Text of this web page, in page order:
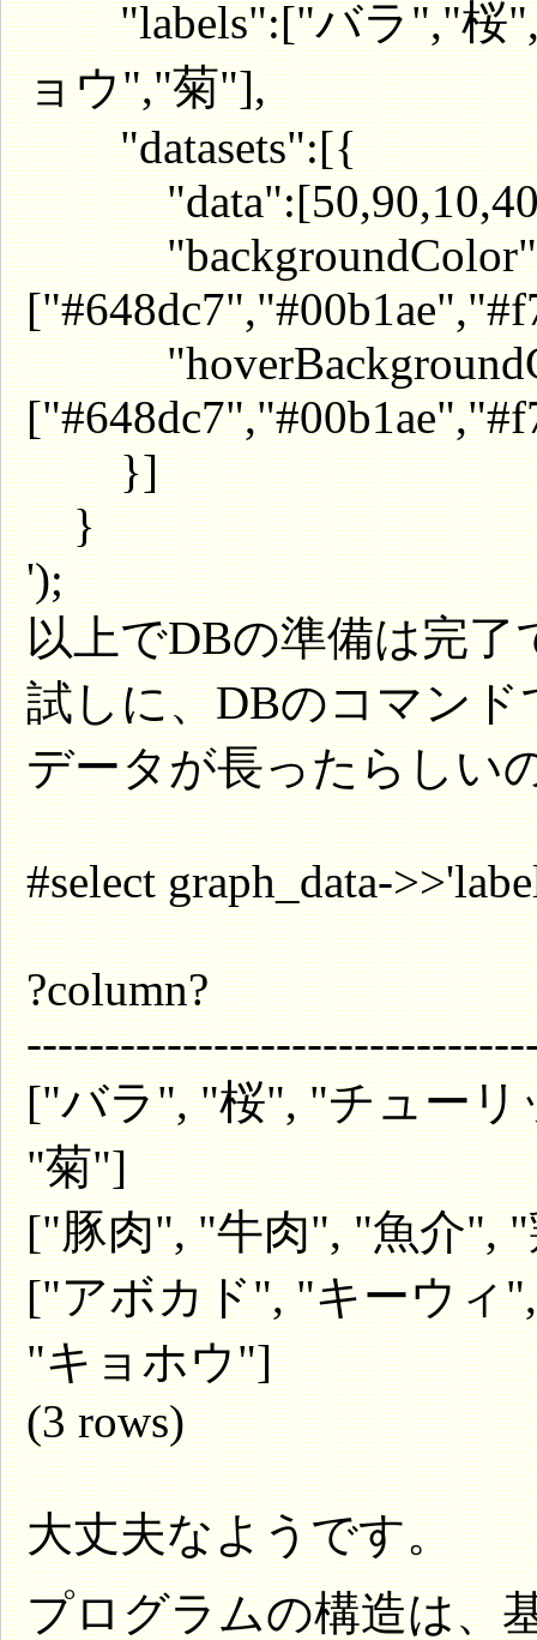
"labels":["バラ","桜","
ョウ","菊"],
"datasets":[{
}]
}
');
以上でDBの準備は完了
試しに、DBのコマン
データが長ったらしい
#select graph_data-
?column?
["バラ", "桜", "チューリ
"菊"]
["豚肉", "牛肉", "魚介",
["アボカド", "キーウィ
"キョホウ"]
(3 rows)
大丈夫なようです。
プログラムの構造は、